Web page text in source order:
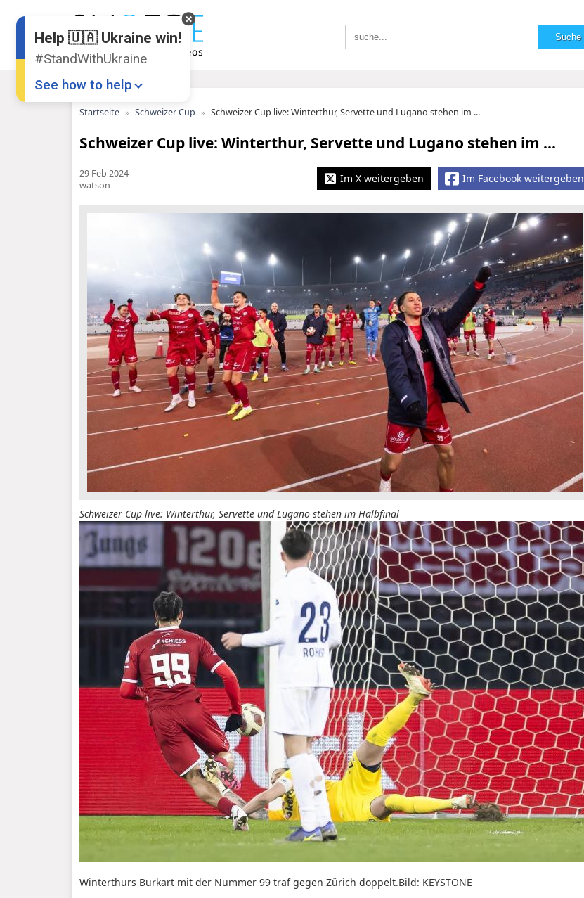
Startseite Schweizer Cup Schweizer Cup live: Winterthur, Servette und Lugano stehen im ...
Schweizer Cup live: Winterthur, Servette und Lugano stehen im ...
29 Feb 2024
watson
Im Facebook weitergeben
Im X weitergeben
Schweizer Cup live: Winterthur, Servette und Lugano stehen im Halbfinal
Winterthurs Burkart mit der Nummer 99 traf gegen Zürich doppelt.Bild: KEYSTONE
Help 🇺🇦 Ukraine win!
#StandWithUkraine
See how to help
Share this widget